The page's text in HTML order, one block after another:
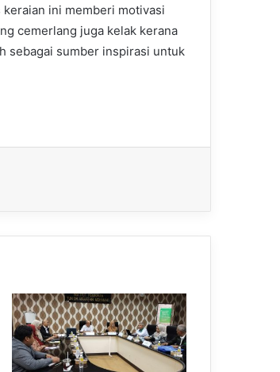
keraian ini memberi motivasi
cemerlang juga kelak kerana
sebagai sumber inspirasi untuk